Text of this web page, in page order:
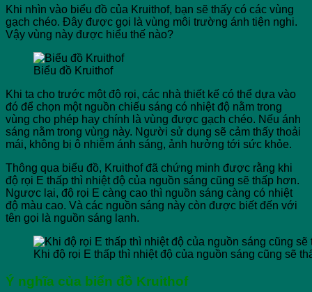
Khi nhìn vào biểu đồ của Kruithof, bạn sẽ thấy có các vùng
gạch chéo. Đây được gọi là vùng môi trường ánh tiện nghi.
Vậy vùng này được hiểu thế nào?
Biểu đồ Kruithof
Khi ta cho trước một độ rọi, các nhà thiết kế có thể dựa vào
đó để chọn một nguồn chiếu sáng có nhiệt độ nằm trong
vùng cho phép hay chính là vùng được gạch chéo. Nếu ánh
sáng nằm trong vùng này. Người sử dụng sẽ cảm thấy thoải
mái, không bị ô nhiễm ánh sáng, ảnh hưởng tới sức khỏe.
Thông qua biểu đồ, Kruithof đã chứng minh được rằng khi
độ rọi E thấp thì nhiệt độ của nguồn sáng cũng sẽ thấp hơn.
Ngược lại, độ rọi E càng cao thì nguồn sáng càng có nhiệt
độ màu cao. Và các nguồn sáng này còn được biết đến với
tên gọi là nguồn sáng lạnh.
Khi độ rọi E thấp thì nhiệt độ của nguồn sáng cũng sẽ
Ý nghĩa của biển đồ Kruithof